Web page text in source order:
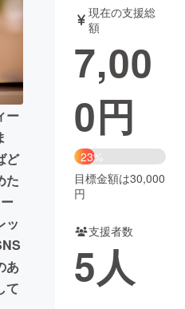
音楽
ット ゲーム・サ
書籍・雑誌
チャレンジ
化
CAMPFIRE Creation
machi-ya コミュニティ
ー
ど
た
ッ
あ
て
現在の支援総
額
7,00
0円
23%
目標金額は30,000
円
支援者数
5人